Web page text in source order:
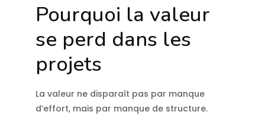
Pourquoi la valeur
se perd dans les
projets
La valeur ne disparaît pas par manque
d’effort, mais par manque de structure.